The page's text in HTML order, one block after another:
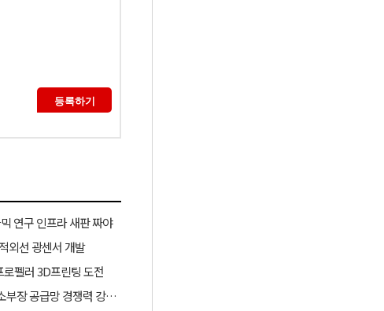
연구 인프라 새판 짜야
외선 광센서 개발
펠러 3D프린팅 도전
산업부, ‘슈퍼 을(乙) 기업’ 육성과 협력모델 확대로 소부장 공급망 경쟁력 강화한다